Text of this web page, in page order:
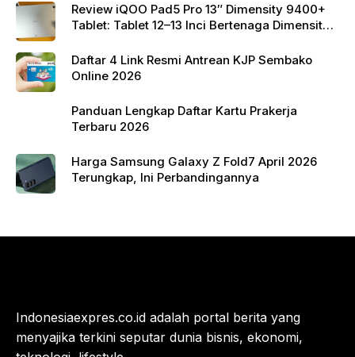
Review iQOO Pad5 Pro 13″ Dimensity 9400+
Tablet: Tablet 12–13 Inci Bertenaga Dimensity
Daftar 4 Link Resmi Antrean KJP Sembako
Online 2026
Panduan Lengkap Daftar Kartu Prakerja
Terbaru 2026
Harga Samsung Galaxy Z Fold7 April 2026
Terungkap, Ini Perbandingannya
Indonesiaexpres.co.id adalah portal berita yang
menyajika terkini seputar dunia bisnis, ekonomi,